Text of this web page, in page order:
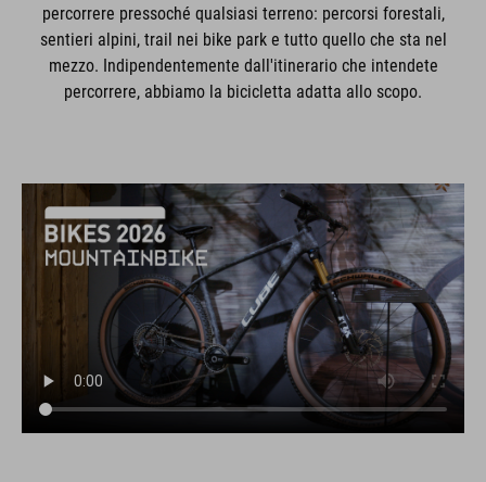
percorrere pressoché qualsiasi terreno: percorsi forestali,
sentieri alpini, trail nei bike park e tutto quello che sta nel
mezzo. Indipendentemente dall'itinerario che intendete
percorrere, abbiamo la bicicletta adatta allo scopo.